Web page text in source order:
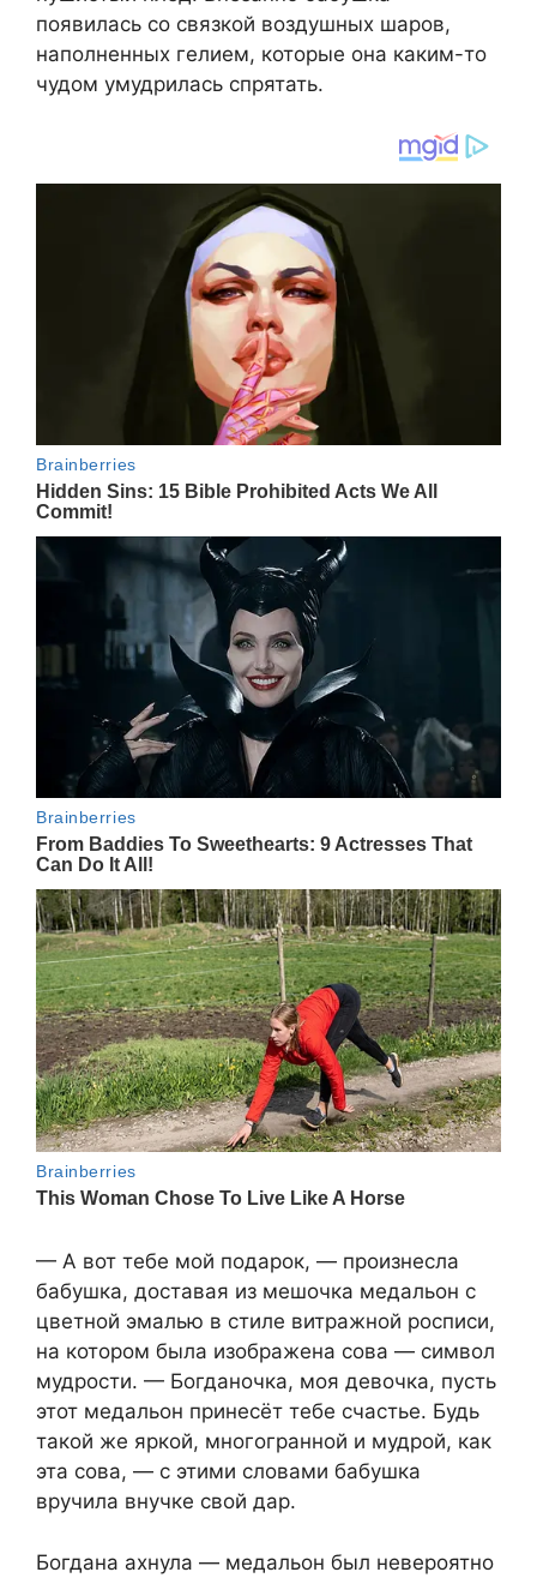
появилась со связкой воздушных шаров,
наполненных гелием, которые она каким-то
чудом умудрилась спрятать.
— А вот тебе мой подарок, — произнесла
бабушка, доставая из мешочка медальон с
цветной эмалью в стиле витражной росписи,
на котором была изображена сова — символ
мудрости. — Богданочка, моя девочка, пусть
этот медальон принесёт тебе счастье. Будь
такой же яркой, многогранной и мудрой, как
эта сова, — с этими словами бабушка
вручила внучке свой дар.
Богдана ахнула — медальон был невероятно